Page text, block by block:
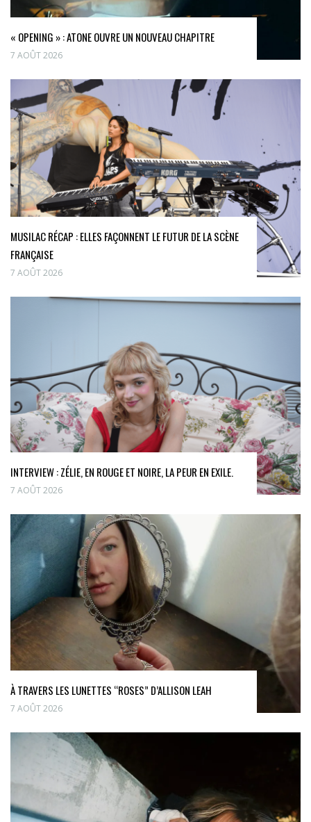
« OPENING » : ATONE OUVRE UN NOUVEAU CHAPITRE
7 AOÛT 2026
MUSILAC RÉCAP : ELLES FAÇONNENT LE FUTUR DE LA SCÈNE
FRANÇAISE
7 AOÛT 2026
INTERVIEW : ZÉLIE, EN ROUGE ET NOIRE, LA PEUR EN EXILE.
7 AOÛT 2026
À TRAVERS LES LUNETTES “ROSES” D’ALLISON LEAH
7 AOÛT 2026